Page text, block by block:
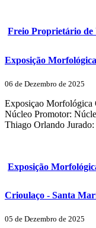
Freio Proprietário de
Exposição
06 de Dezembro de 2025
Exposiçao Morfológica
Núcleo Promotor:
Thiago Orlando
Exposição
Crioulaço - Santa
05 de Dezembro de 2025